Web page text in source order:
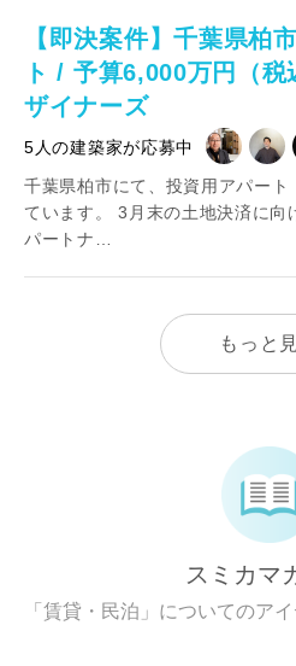
【即決案件】千葉県柏
ト / 予算6,000万円（
ザイナーズ
5人の建築家が応募中
千葉県柏市にて、投資用アパー
ています。 3月末の土地決済に向
パートナ…
もっと
スミカマ
「賃貸・民泊」についてのア